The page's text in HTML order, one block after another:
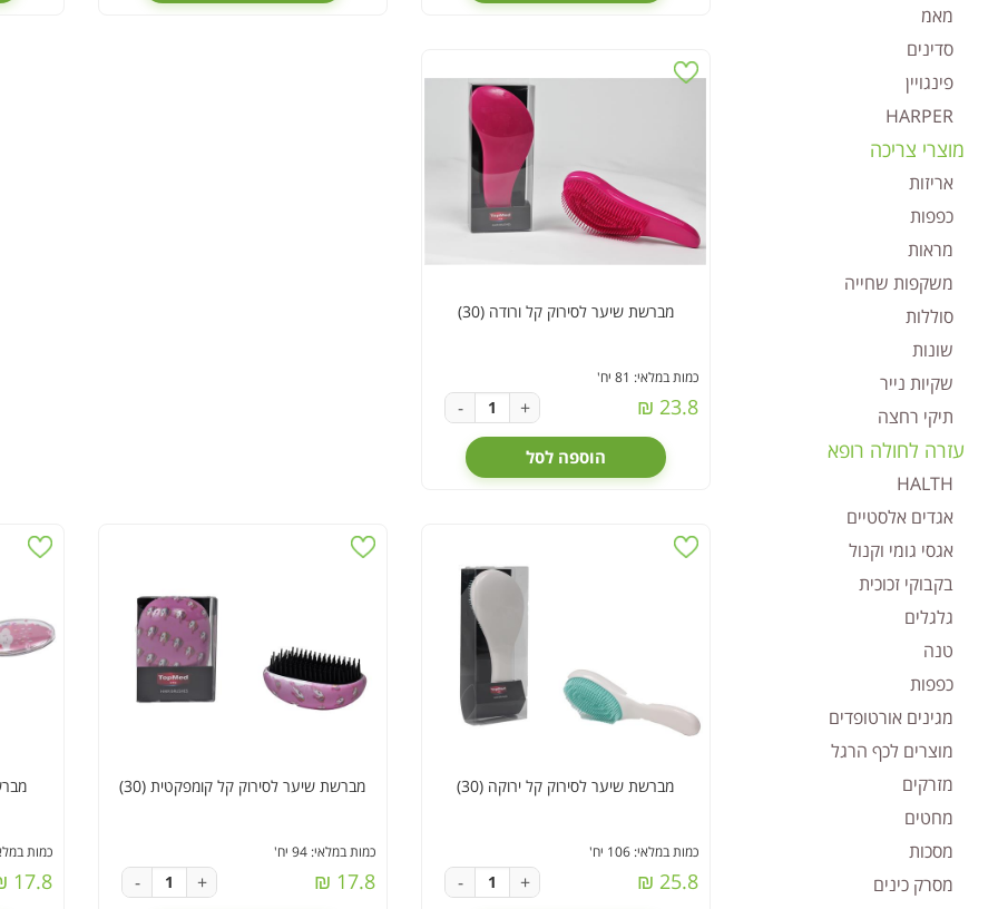
מאמ
סדינים
פינגויין
HARPER
מוצרי צריכה
אריזות
כפפות
מראות
משקפות שחייה
סוללות
שונות
שקיות נייר
תיקי רחצה
עזרה לחולה רופא
HALTH
אגדים אלסטיים
אגסי גומי וקנול
בקבוקי זכוכית
גלגלים
טנה
כפפות
מגינים אורטופדים
מוצרים לכף הרגל
מזרקים
מחטים
מסכות
מסרק כינים
מברשת שיער לסירוק קל ורודה (30)
כמות במלאי: 81 יח'
23.8 ₪
- +
הוספה לסל
מברשת שיער לסירוק קל ירוקה (30)
כמות במלאי: 106 יח'
25.8 ₪
- +
מברשת שיער לסירוק קל קומפקטית (30)
כמות במלאי: 94 יח'
17.8 ₪
- +
כמות במלאי:
17.8 ₪